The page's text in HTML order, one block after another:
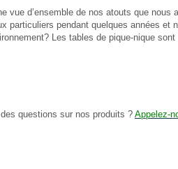
vue d’ensemble de nos atouts que
particuliers pendant quelques années
Les tables de pique-nique
questions sur nos produits ? Appelez-